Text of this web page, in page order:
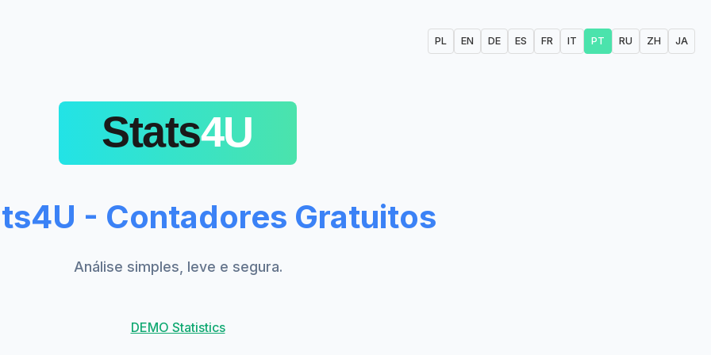
PL EN DE ES FR IT PT RU ZH JA
- Contadores Gratuitos
Análise simples, leve e segura.
DEMO Statistics